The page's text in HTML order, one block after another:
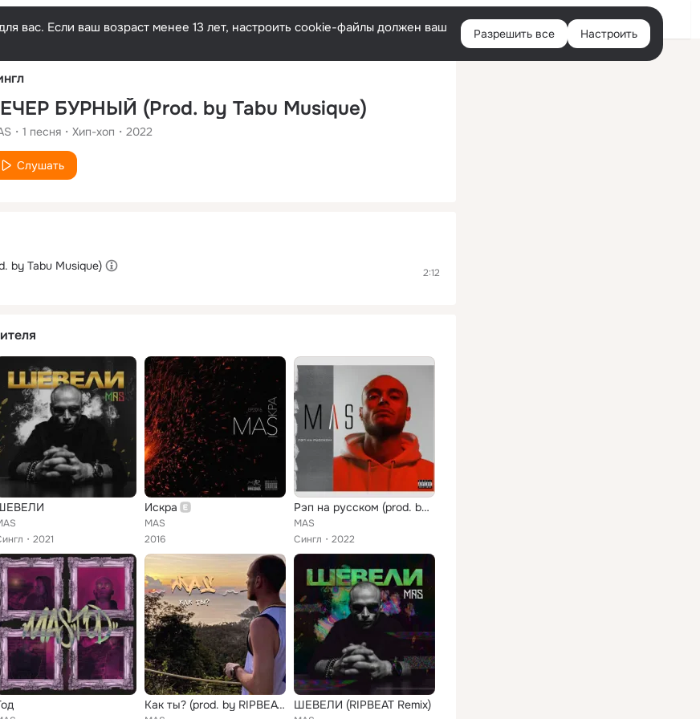
Русский Войти
вас. Если ваш возраст менее 13 лет, настроить cookie-файлы должен ваш
Разрешить все Настроить
БУРНЫЙ (Prod. by Tabu Musique)
1 песня Хип-хоп 2022
Слушать
by Tabu Musique) 2:12
2021
Искра
MAS
2016
Рэп на русском (prod. by VLAD IS LOVE)
MAS
Сингл
2022
Как ты? (prod. by RIPBEAT) ШЕВЕЛИ (RIPBEAT Remix)